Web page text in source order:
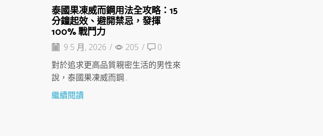
泰國果凍威而鋼用法全攻略：15
分鐘起效、避開禁忌，發揮
100% 戰鬥力
9 5 月, 2026 / 205 /
0
對於追求更高品質親密生活的男性來
說，泰國果凍威而鋼...
繼續閱讀